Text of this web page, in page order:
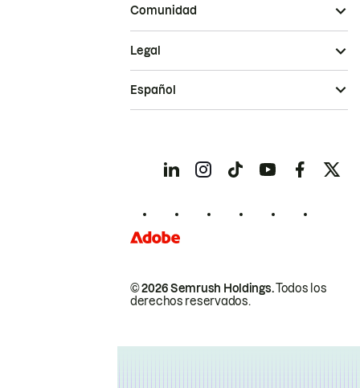
Comunidad
© 2026 Semrush Holdings.Todos los
derechos reservados.
Legal
Español